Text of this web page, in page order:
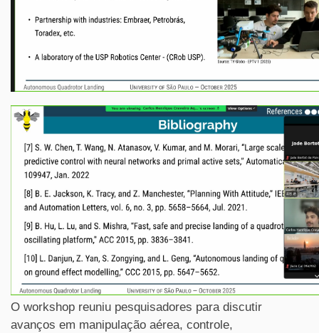
O workshop reuniu pesquisadores para discutir
avanços em manipulação aérea, controle,